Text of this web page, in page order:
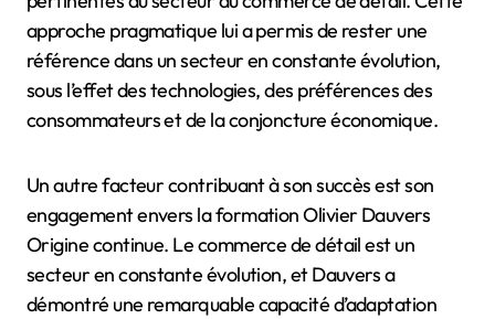
approche pragmatique lui a permis de rester une
référence dans un secteur en constante évolution,
sous l’effet des technologies, des préférences des
consommateurs et de la conjoncture économique.
Un autre facteur contribuant à son succès est son
engagement envers la formation Olivier Dauvers
Origine continue. Le commerce de détail est un
secteur en constante évolution, et Dauvers a
démontré une remarquable capacité d’adaptation